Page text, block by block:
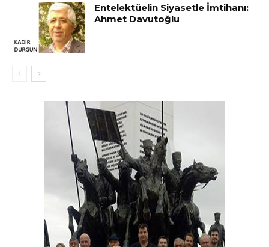
Entelektüelin Siyasetle İmtihanı:
Ahmet Davutoğlu